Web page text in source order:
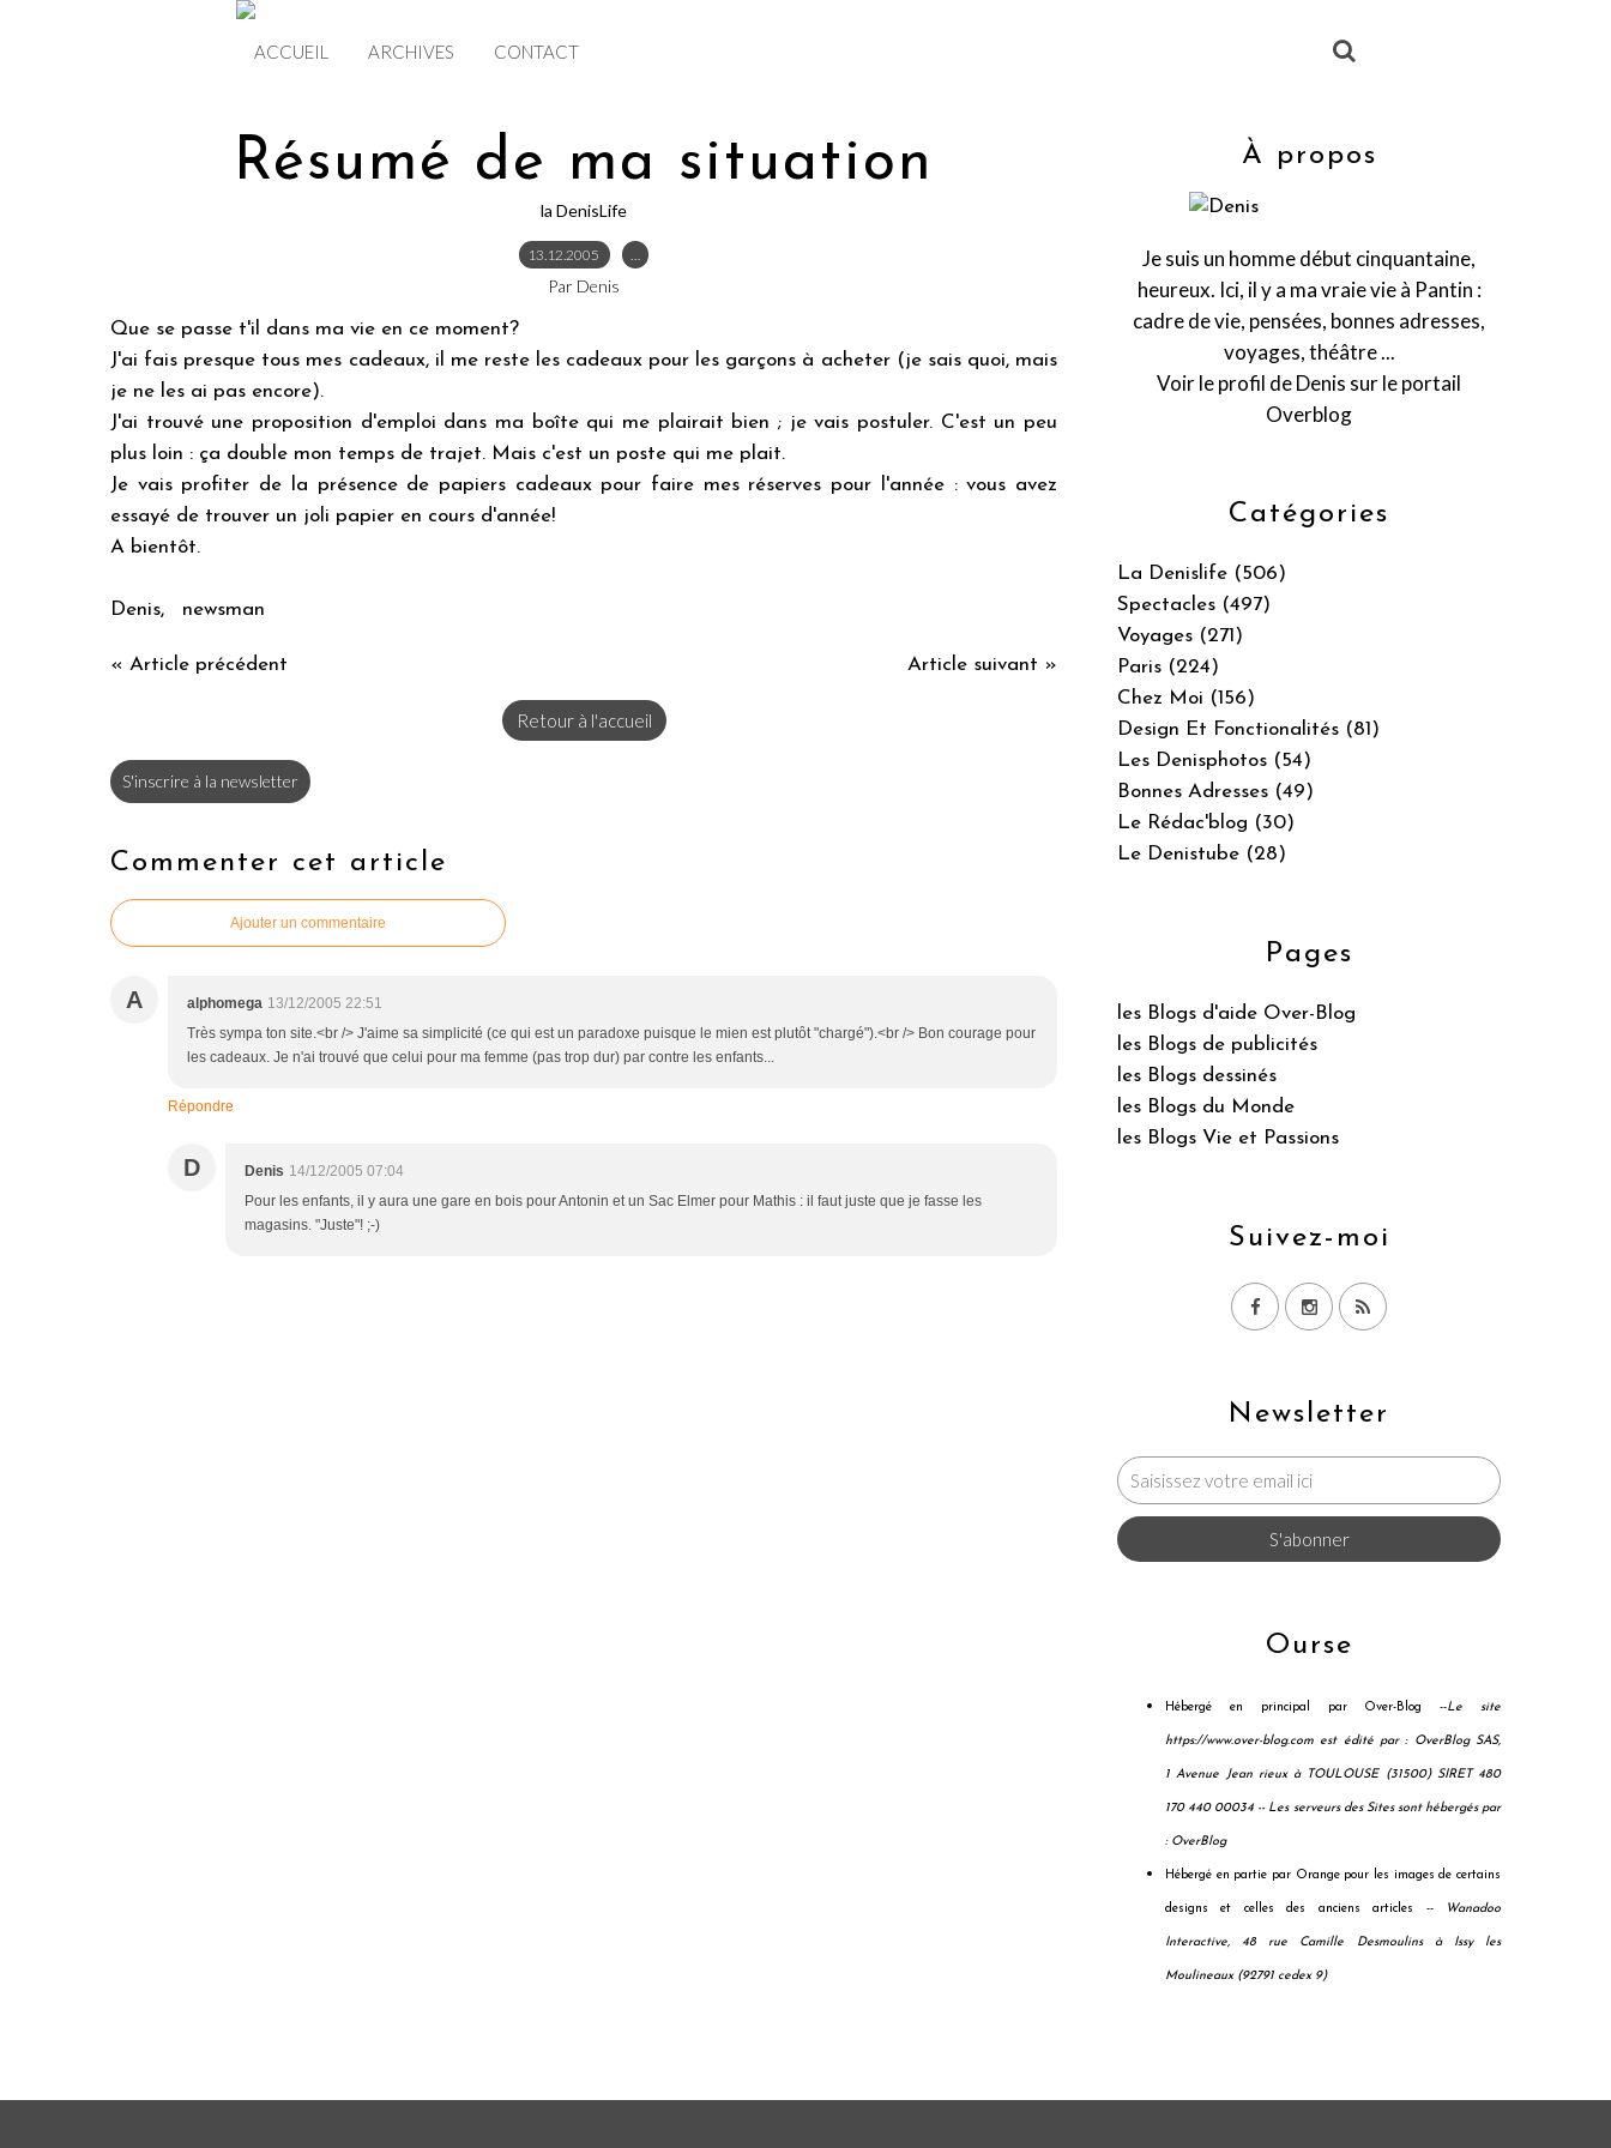
ACCUEIL ARCHIVES CONTACT
Résumé de ma situation
la DenisLife
13.12.2005 …
Par Denis
Que se passe t'il dans ma vie en ce moment?
J'ai fais presque tous mes cadeaux, il me reste les cadeaux pour les garçons à acheter (je sais quoi, mais
je ne les ai pas encore).
J'ai trouvé une proposition d'emploi dans ma boîte qui me plairait bien ; je vais postuler. C'est un peu
plus loin : ça double mon temps de trajet. Mais c'est un poste qui me plait.
Je vais profiter de la présence de papiers cadeaux pour faire mes réserves pour l'année : vous avez
essayé de trouver un joli papier en cours d'année!
A bientôt.
Denis, newsman
« Article précédent Article suivant »
Retour à l'accueil
S'inscrire à la newsletter
Commenter cet article
Ajouter un commentaire
A alphomega 13/12/2005 22:51
Très sympa ton site.<br /> J'aime sa simplicité (ce qui est un paradoxe puisque le mien est plutôt "chargé").<br /> Bon courage pour
les cadeaux. Je n'ai trouvé que celui pour ma femme (pas trop dur) par contre les enfants...
Répondre
D Denis 14/12/2005 07:04
Pour les enfants, il y aura une gare en bois pour Antonin et un Sac Elmer pour Mathis : il faut juste que je fasse les
magasins. "Juste"! ;-)
Newsletter
Catégories
La Denislife (506)
Spectacles (497)
Voyages (271)
Paris (224)
Chez Moi (156)
Design Et Fonctionalités (81)
Les Denisphotos (54)
Bonnes Adresses (49)
Le Rédac'blog (30)
Le Denistube (28)
Pages
les Blogs d'aide Over-Blog
les Blogs de publicités
les Blogs dessinés
les Blogs du Monde
les Blogs Vie et Passions
Suivez-moi
À propos
Je suis un homme début cinquantaine,
heureux. Ici, il y a ma vraie vie à Pantin :
cadre de vie, pensées, bonnes adresses,
voyages, théâtre ...
Voir le profil deDenis sur le portail
Overblog
Ourse
Hébergé en principal par Over-Blog --Le site
https://www.over-blog.com est édité par : OverBlog SAS,
1 Avenue Jean rieux à TOULOUSE (31500) SIRET 480
170 440 00034 -- Les serveurs des Sites sont hébergés par
: OverBlog
Hébergé en partie par Orange pour les images de certains
designs et celles des anciens articles -- Wanadoo
Interactive, 48 rue Camille Desmoulins à Issy les
Moulineaux (92791 cedex 9)